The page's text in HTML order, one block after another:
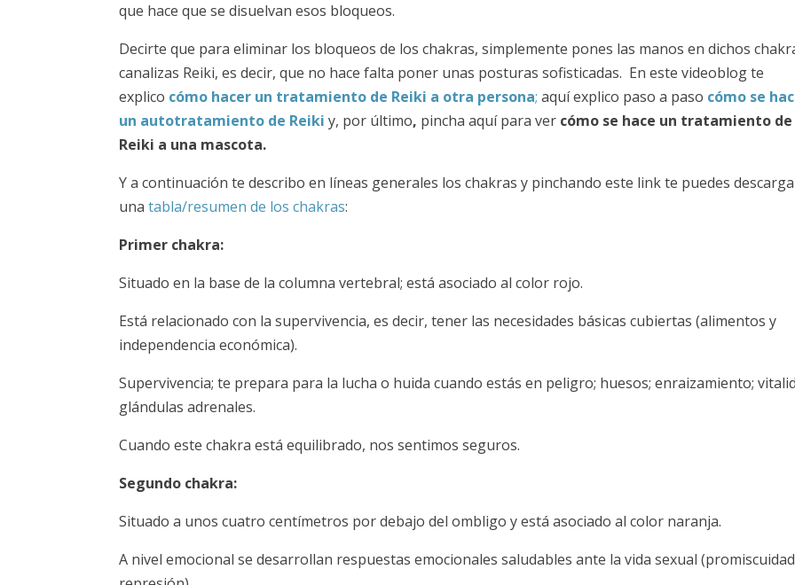
que hace que se disuelvan esos bloqueos.
Decirte que para eliminar los bloqueos de los chakras, simplemente pones las manos en dichos
canalizas Reiki, es decir, que no hace falta poner unas posturas sofisticadas. En este videoblog te
explico cómo hacer un tratamiento de Reiki a otra persona; aquí explico paso a paso cómo se
un autotratamiento de Reiki y, por último, pincha aquí para ver cómo se hace un tratamiento de
Reiki a una mascota.
Y a continuación te describo en líneas generales los chakras y pinchando este link te puedes
unatabla/resumen de los chakras:
Primer chakra:
Situado en la base de la columna vertebral; está asociado al color rojo.
Está relacionado con la supervivencia, es decir, tener las necesidades básicas cubiertas (alimentos y
independencia económica).
Supervivencia; te prepara para la lucha o huida cuando estás en peligro; huesos; enraizamiento;
glándulas adrenales.
Cuando este chakra está equilibrado, nos sentimos seguros.
Segundo chakra:
Situado a unos cuatro centímetros por debajo del ombligo y está asociado al color naranja.
A nivel emocional se desarrollan respuestas emocionales saludables ante la vida sexual